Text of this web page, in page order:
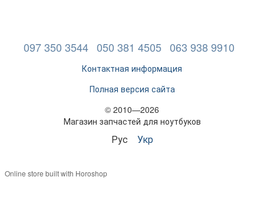
097 350 3544 050 381 4505 063 938 9910
Контактная информация
Полная версия сайта
© 2010—2026
Магазин запчастей для ноутбуков
Рус Укр
Online store built with Horoshop